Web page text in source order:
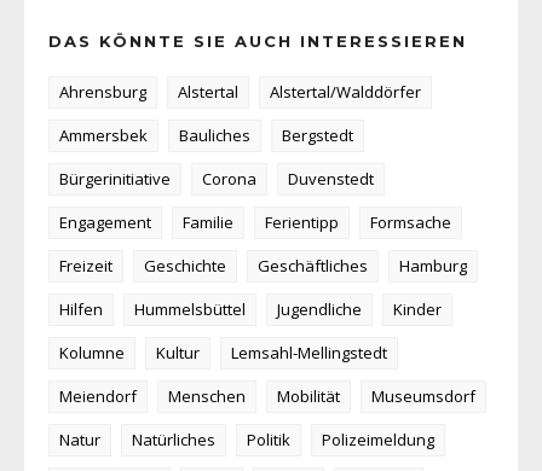
DAS KÖNNTE SIE AUCH INTERESSIEREN
Ahrensburg Alstertal
Alstertal/Walddörfer
Ammersbek
Bauliches
Bergstedt
Bürgerinitiative
Corona
Duvenstedt
Engagement
Familie Ferientipp
Formsache
Freizeit
Geschichte Geschäftliches
Hamburg
Hilfen
Hummelsbüttel Jugendliche
Kinder
Kolumne
Kultur
Lemsahl-Mellingstedt
Meiendorf
Menschen Mobilität
Museumsdorf
Natur
Natürliches Politik
Polizeimeldung